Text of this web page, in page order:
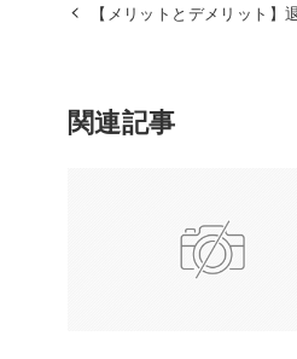
【メリットとデメリット】
関連記事